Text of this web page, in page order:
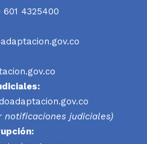
4325400
notificaciones judiciales)